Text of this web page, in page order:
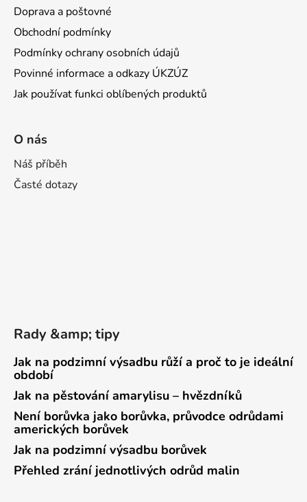
Doprava a poštovné
Obchodní podmínky
Podmínky ochrany osobních údajů
Povinné informace a odkazy ÚKZÚZ
Jak používat funkci oblíbených produktů
O nás
Náš příběh
Časté dotazy
Rady &amp; tipy
Jak na podzimní výsadbu růží a proč to je ideální
období
Jak na pěstování amarylisu – hvězdníků
Není borůvka jako borůvka, průvodce odrůdami
amerických borůvek
Jak na podzimní výsadbu borůvek
Přehled zrání jednotlivých odrůd malin